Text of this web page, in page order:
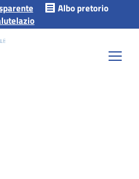
Albo pretorio